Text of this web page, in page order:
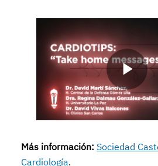
Más información: Sociedad
Cardiología.